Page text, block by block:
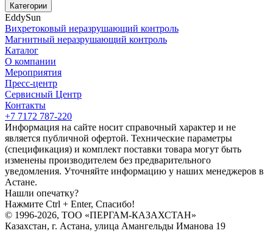
Категории
EddySun
Вихретоковый неразрушающий контроль
Магнитный неразрушающий контроль
Каталог
О компании
Мероприятия
Пресс-центр
Сервисный Центр
Контакты
+7 7172 787-220
Информация на сайте носит справочный характер и не
является публичной офертой. Технические параметры
(спецификация) и комплект поставки товара могут быть
изменены производителем без предварительного
уведомления. Уточняйте информацию у наших менеджеров в
Астане.
Нашли опечатку?
Нажмите Ctrl + Enter, Спасибо!
© 1996-2026, ТОО «ПЕРГАМ-КАЗАХСТАН»
Казахстан, г. Астана, улица Амангельды Иманова 19